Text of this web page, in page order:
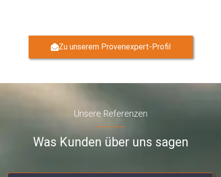
Zu unserem Provenexpert-Profil
Unsere Referenzen
Was Kunden über uns sagen